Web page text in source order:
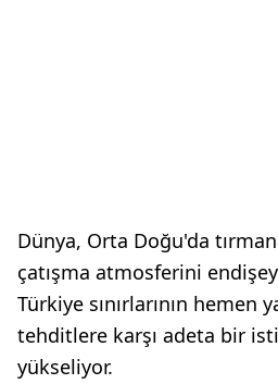
Dünya, Orta Doğu'da
çatışma atmosferini
Türkiye sınırlarının hemen
tehditlere karşı adeta bir
yükseliyor.